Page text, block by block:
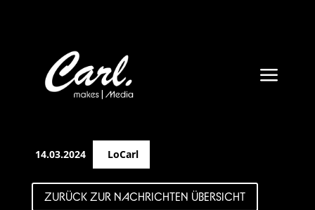
a
14.03.2024 LoCarl
ZURÜCK ZUR NACHRICHTEN ÜBERSICHT